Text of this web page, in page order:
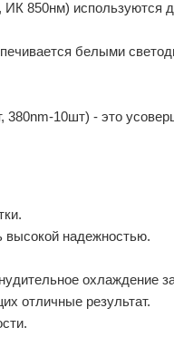
850нм) используются
белыми
10шт) - это
высокой надежностью.
охлаждение
отличные результат.